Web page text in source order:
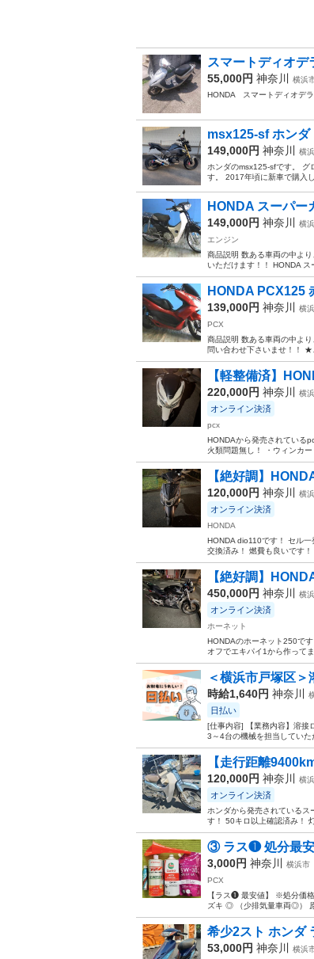
スマートディオ
55,000円 神奈川 横浜
HONDA スマートディオデラ
msx125-sf ホンダ
149,000円 神奈川 横
ホンダのmsx125-sfです。 グ
す。 2017年頃に新車で購入
HONDA スーパー
149,000円 神奈川 横
エンジン
商品説明 数ある車両の中よ
いただけます！！ HONDA
HONDA PCX125
139,000円 神奈川 横
PCX
商品説明 数ある車両の中よ
問い合わせ下さいませ！！ ★
【軽整備済】
220,000円 神奈川 横
オンライン決済
pcx
HONDAから発売されている
火類問題無し！ ・ウィンカ
【絶好調】
120,000円 神奈川 横
オンライン決済
HONDA
HONDA dio110です！ セル
交換済み！ 燃費も良いです！
【絶好調】
450,000円 神奈川 横
オンライン決済
ホーネット
HONDAのホーネット250で
オフでエキパイ1から作って
＜横浜市戸塚区
時給1,640円 神奈川
日払い
[仕事内容] 【業務内容】溶接
3～4台の機械を担当していた
【走行距離
120,000円 神奈川 横
オンライン決済
ホンダから発売されている
す！ 50キロ以上確認済み！
③ ラス❶ 処分最安
3,000円 神奈川 横浜市
PCX
【ラス❶ 最安値】 ※処分価
ズキ ◎ （少排気量車両◎）
希少2スト ホンダ
53,000円 神奈川 横浜